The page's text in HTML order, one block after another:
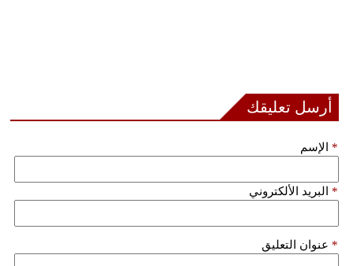
أرسل تعليقك
الإسم *
البريد الألكتروني *
عنوان التعليق *